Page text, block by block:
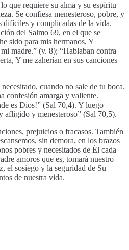
que requiere su alma y su espíritu
Se confiesa menesteroso, pobre, y
difíciles y complicadas de la vida.
del Salmo 69, en el que se
sido para mis hermanos, Y
madre.” (v. 8); “Hablaban contra
Y me zaherían en sus canciones
cuando no sale de tu boca.
confesión amarga y valiente.
es Dios!” (Sal 70,4). Y luego
afligido y menesteroso” (Sal 70,5).
prejuicios o fracasos. También
sin demora, en los brazos
pobres y necesitados de Él cada
amoros que es, tomará nuestro
el sosiego y la seguridad de Su
de nuestra vida.